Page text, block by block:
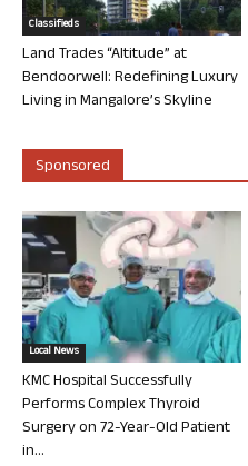
Classifieds
Land Trades “Altitude” at
Bendoorwell: Redefining Luxury
Living in Mangalore’s Skyline
Sponsored
Local News
KMC Hospital Successfully
Performs Complex Thyroid
Surgery on 72-Year-Old Patient
in...